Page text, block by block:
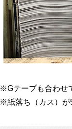
※Gテープも合わせ
※紙落ち（カス）が